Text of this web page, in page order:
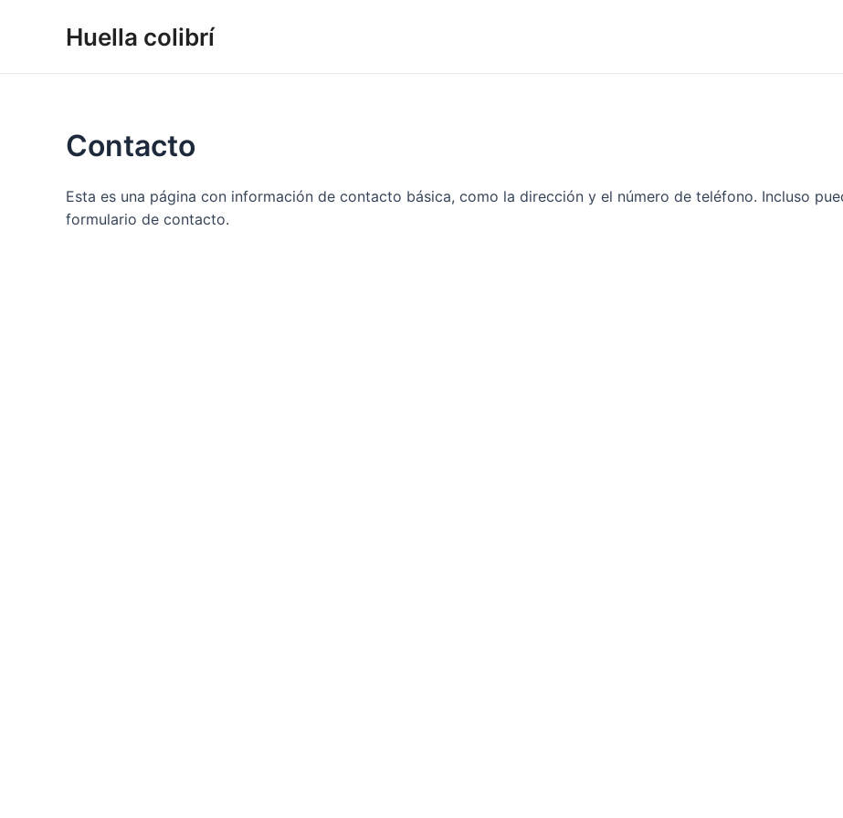
Huella colibrí
Contacto
Esta es una página con información de contacto básica, como la dirección y el número de teléfono. Incluso
formulario de contacto.